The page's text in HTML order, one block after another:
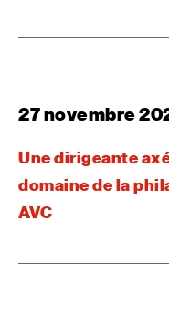
27 novembre
Une dirigeante
domaine de la
AVC